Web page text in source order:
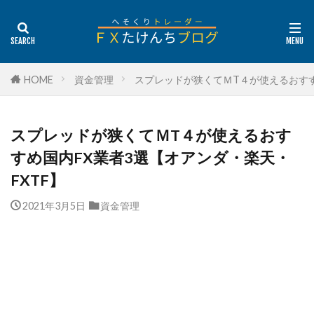
HOME 資金管理 スプレッドが狭くてＭT４が使えるお
スプレッドが狭くてＭT４が使えるおす
すめ国内FX業者3選【オアンダ・楽天・
FXTF】
2021年3月5日 資金管理